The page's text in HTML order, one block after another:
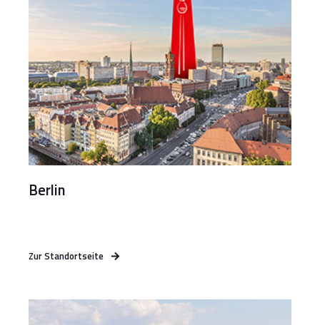
Berlin
Zur Standortseite